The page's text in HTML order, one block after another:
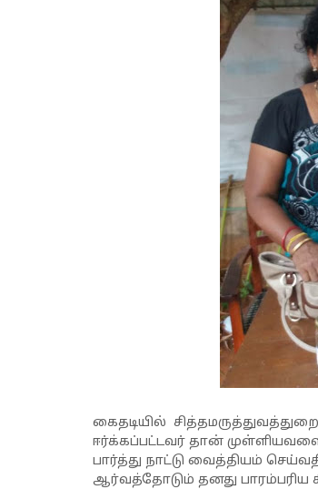
கைதடியில்
ஈர்க்கப்பட்டவர் தான்
பார்த்து நாட்டு வைத்தியம்
ஆர்வத்தோடும் தனது பாரம்பரிய